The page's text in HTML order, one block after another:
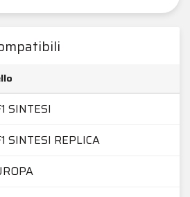
SINTESI
SINTESI REPLICA